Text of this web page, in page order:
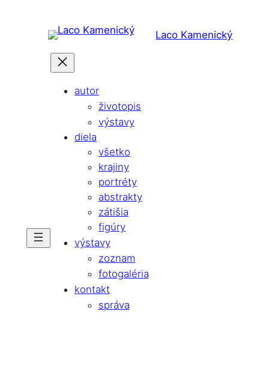
Laco Kamenický
autor
životopis
výstavy
diela
všetko
krajiny
portréty
abstrakty
zátišia
figúry
výstavy
zoznam
fotogaléria
kontakt
správa